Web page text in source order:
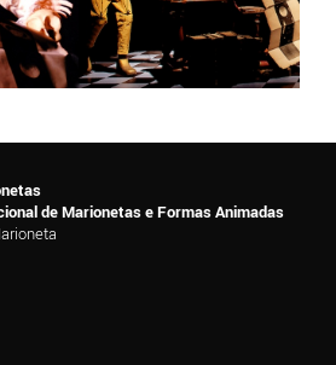
de Marionetas e Formas Animadas